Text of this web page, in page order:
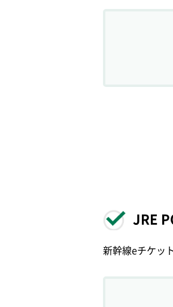
JRE
新幹線eチケッ